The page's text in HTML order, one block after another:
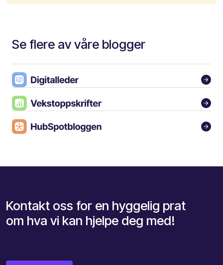
Se flere av våre blogger
Kontakt oss for en hyggelig prat
om hva vi kan hjelpe deg med!